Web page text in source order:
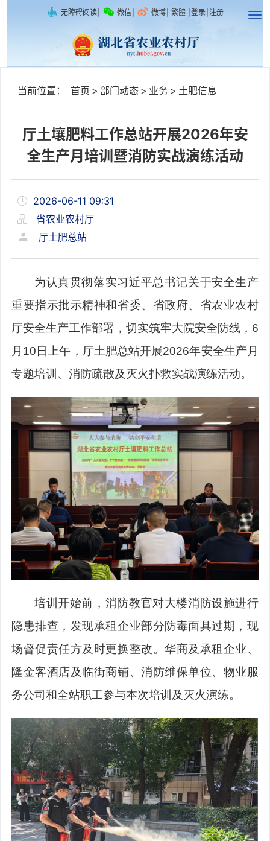
无障碍阅读 微信 微博 繁體 登录 注册
当前位置： 首页 > 部门动态 > 业务 > 土肥信息
厅土壤肥料工作总站开展2026年安
全生产月培训暨消防实战演练活动
2026-06-11 09:31
省农业农村厅
厅土肥总站
为认真贯彻落实习近平总书记关于安全生产
重要指示批示精神和省委、省政府、省农业农村
厅安全生产工作部署，切实筑牢大院安全防线， 6
月10日上午，厅土肥总站开展2026年安全生产月
专题培训、消防疏散及灭火扑救实战演练活动。
培训开始前，消防教官对大楼消防设施进行
隐患排查，发现承租企业部分防毒面具过期，现
场督促责任方及时更换整改。华商及承租企业、
隆金客酒店及临街商铺、消防维保单位、物业服
务公司和全站职工参与本次培训及灭火演练。